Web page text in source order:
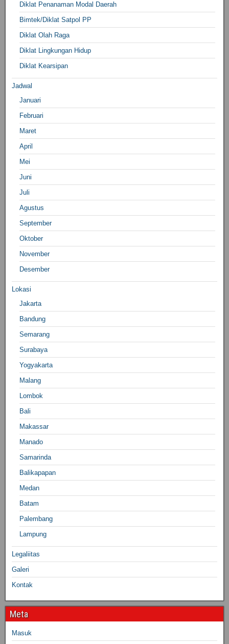
Diklat Penanaman Modal Daerah
Bimtek/Diklat Satpol PP
Diklat Olah Raga
Diklat Lingkungan Hidup
Diklat Kearsipan
Jadwal
Januari
Februari
Maret
April
Mei
Juni
Juli
Agustus
September
Oktober
November
Desember
Lokasi
Jakarta
Bandung
Semarang
Surabaya
Yogyakarta
Malang
Lombok
Bali
Makassar
Manado
Samarinda
Balikapapan
Medan
Batam
Palembang
Lampung
Legaliitas
Galeri
Kontak
Meta
Masuk